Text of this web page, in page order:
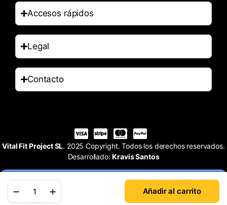
Añadir al carrito
Accesos rápidos
Legal
Contacto
Vital Fit Project SL. 2025 Copyright. Todos los derechos reservados.
Desarrollado:Kravis Santos
Tienda Cuenta